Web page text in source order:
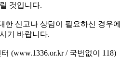
것입니다.
한 신고나 상담이 필요하신 경우에
기 바랍니다.
(www.1336.or.kr / 국번없이 118)